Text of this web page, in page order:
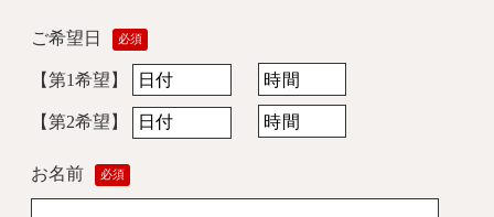
ご希望日 必須
【第1希望】
【第2希望】
お名前 必須